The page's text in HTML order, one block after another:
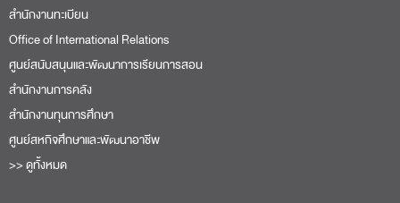
สำนักงานทะเบียน
Office of International Relations
ศูนย์สนับสนุนและพัฒนาการเรียนการสอน
สำนักงานการคลัง
สำนักงานทุนการศึกษา
ศูนย์สหกิจศึกษาและพัฒนาอาชีพ
>> ดูทั้งหมด